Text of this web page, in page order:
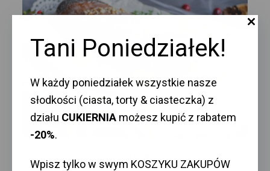
Tani Poniedziałek!
W każdy poniedziałek wszystkie nasze
słodkości (ciasta, torty & ciasteczka) z
działu CUKIERNIA możesz kupić z rabatem
-20%.
Wpisz tylko w swym KOSZYKU ZAKUPÓW